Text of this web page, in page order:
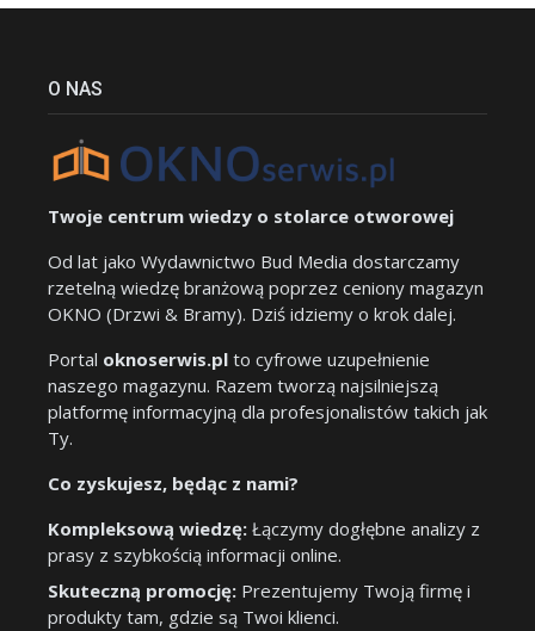
O NAS
Twoje centrum wiedzy o stolarce otworowej
Od lat jako Wydawnictwo Bud Media dostarczamy
rzetelną wiedzę branżową poprzez ceniony magazyn
OKNO (Drzwi & Bramy). Dziś idziemy o krok dalej.
Portal oknoserwis.pl to cyfrowe uzupełnienie
naszego magazynu. Razem tworzą najsilniejszą
platformę informacyjną dla profesjonalistów takich jak
Ty.
Co zyskujesz, będąc z nami?
Kompleksową wiedzę: Łączymy dogłębne analizy z
prasy z szybkością informacji online.
Skuteczną promocję: Prezentujemy Twoją firmę i
produkty tam, gdzie są Twoi klienci.